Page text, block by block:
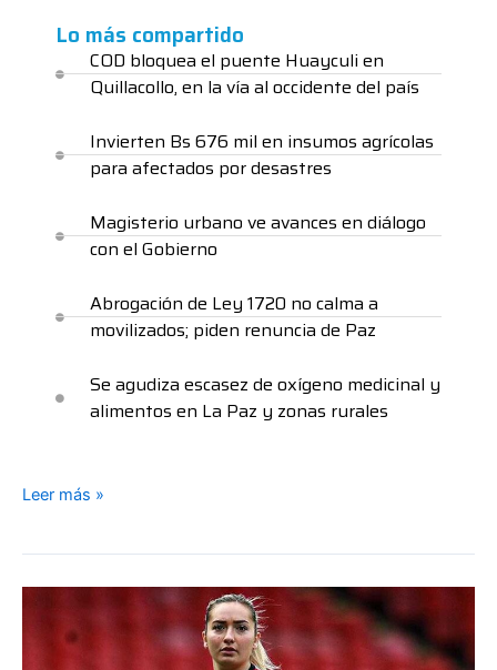
Lo más compartido
COD bloquea el puente Huayculi en
Quillacollo, en la vía al occidente del país
Invierten Bs 676 mil en insumos agrícolas
para afectados por desastres
Magisterio urbano ve avances en diálogo
con el Gobierno
Abrogación de Ley 1720 no calma a
movilizados; piden renuncia de Paz
Se agudiza escasez de oxígeno medicinal y
alimentos en La Paz y zonas rurales
Leer más »